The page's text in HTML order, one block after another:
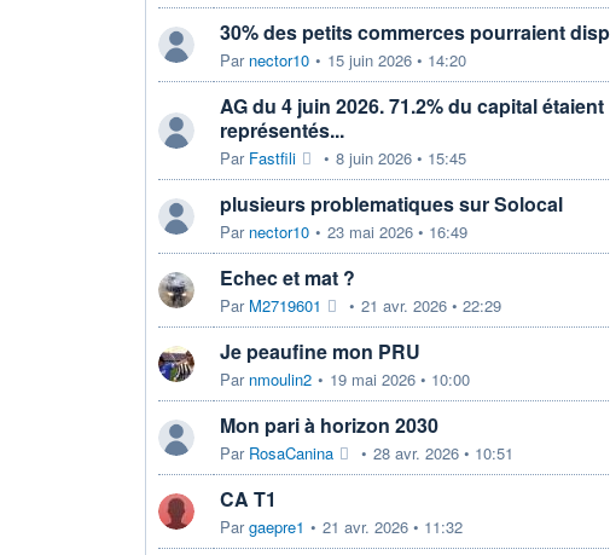
30% des petits commerces pourraient
Par nector10 • 15 juin 2026 • 14:20
AG du 4 juin 2026. 71.2% du capital étaient
représentés...
Par Fastfili • 8 juin 2026 • 15:45
plusieurs problematiques sur Solocal
Par nector10 • 23 mai 2026 • 16:49
Echec et mat ?
Par M2719601 • 21 avr. 2026 • 22:29
Je peaufine mon PRU
Par nmoulin2 • 19 mai 2026 • 10:00
Mon pari à horizon 2030
Par RosaCanina • 28 avr. 2026 • 10:51
CA T1
Pargaepre1 • 21 avr. 2026 • 11:32